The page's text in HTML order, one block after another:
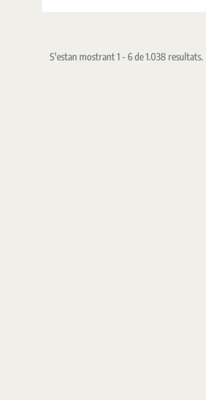
S'estan mostrant 1 - 6 de 1.038 resultats.